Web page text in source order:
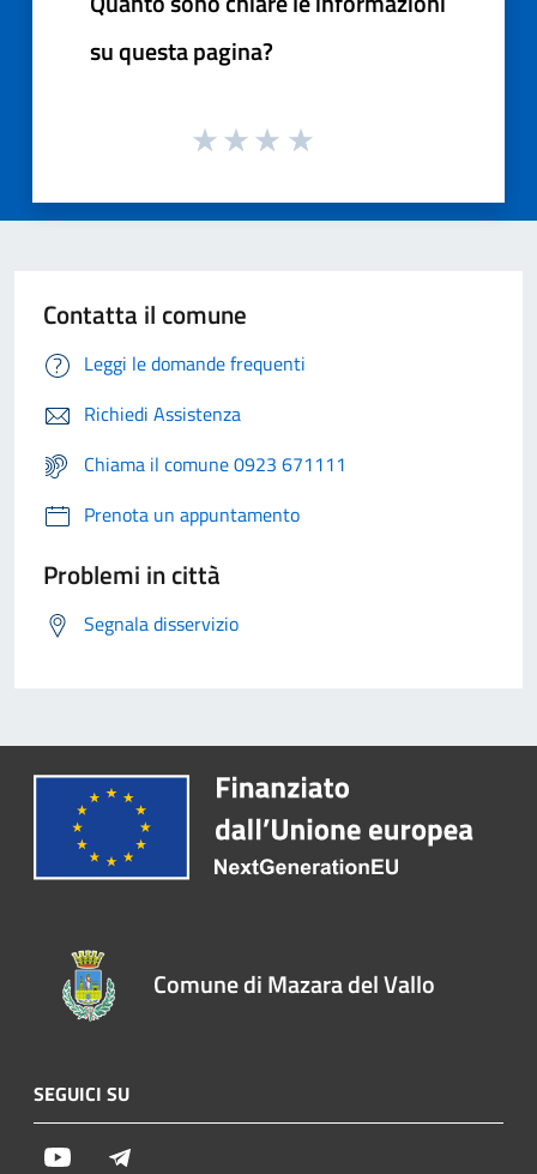
su questa pagina?
Contatta il comune
Leggi le domande frequenti
Richiedi Assistenza
Chiama il comune 0923 671111
Prenota un appuntamento
Problemi in città
Segnala disservizio
Comune di Mazara del Vallo
SEGUICI SU
Youtube